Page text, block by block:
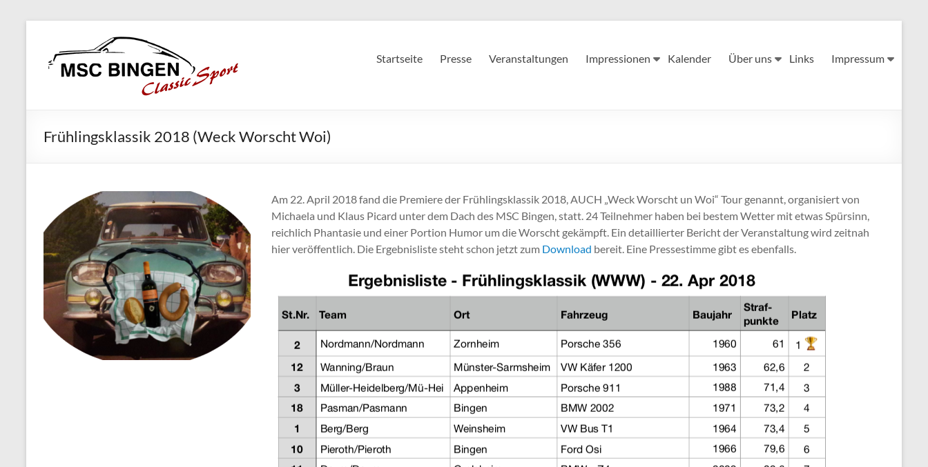
content
MSC
Bingen
Startseite Presse Veranstaltungen Impressionen Kalender Über uns Links Impressum
Frühlingsklassik 2018 (Weck Worscht Woi)
Am 22. April 2018 fand die Premiere der Frühlingsklassik 2018, AUCH „Weck Worscht un Woi“ Tour genannt, organisiert von
Michaela und Klaus Picard unter dem Dach des MSC Bingen, statt. 24 Teilnehmer haben bei bestem Wetter mit etwas Spürsinn,
reichlich Phantasie und einer Portion Humor um die Worscht gekämpft. Ein detaillierter Bericht der Veranstaltung wird zeitnah
hier veröffentlich. Die Ergebnisliste steht schon jetzt zum Download bereit. Eine Pressestimme gibt es ebenfalls.